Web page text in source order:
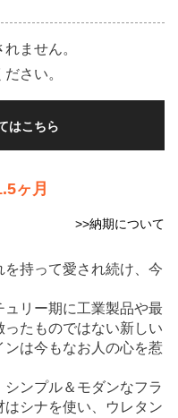
ません。
さい。
はこちら
ヶ月
>>納期について
を持って愛され続け、今
リー期に工業製品や最
たものではない新しい
は今もなお人の心を惹
ンプル＆モダンなフラ
シナを使い、ウレタン